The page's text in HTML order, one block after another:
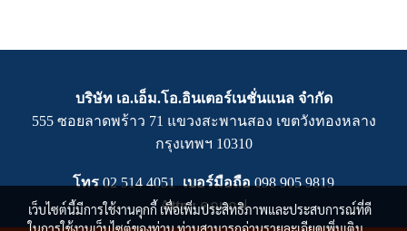
บริษัท เอ.เอ็ม.โอ.อินเตอร์เนชั่นแนล จำกัด
555 ซอยลาดพร้าว 71 แขวงสะพานสอง เขตวังทองหลาง
กรุงเทพฯ 10310
โทร02 514 4051เบอร์มือถือ 098 905 9819
Attn :คุณเกฟ
เว็บไซต์นี้มีการใช้งานคุกกี้ เพื่อเพิ่มประสิทธิภาพและประสบการณ์ที่ดี